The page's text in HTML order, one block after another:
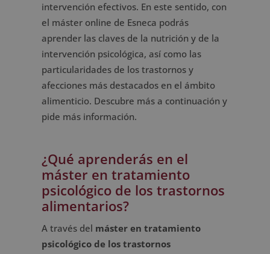
intervención efectivos. En este sentido, con
el máster online de Esneca podrás
aprender las claves de la nutrición y de la
intervención psicológica, así como las
particularidades de los trastornos y
afecciones más destacados en el ámbito
alimenticio. Descubre más a continuación y
pide más información.
¿Qué aprenderás en el
máster en tratamiento
psicológico de los trastornos
alimentarios?
A través del máster en tratamiento
psicológico de los trastornos